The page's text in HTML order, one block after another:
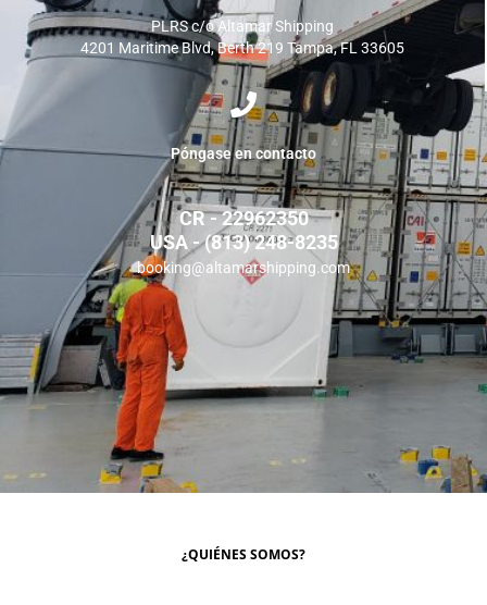
PLRS c/o Altamar Shipping
4201 Maritime Blvd, Berth 219 Tampa, FL 33605
Póngase en contacto
CR - 22962350
USA - (813) 248-8235
booking@altamarshipping.com
¿QUIÉNES SOMOS?